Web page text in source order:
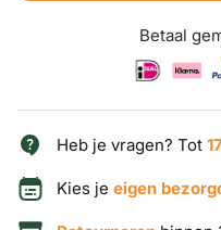
Betaal
Heb je vragen? Tot
Kies je eigen